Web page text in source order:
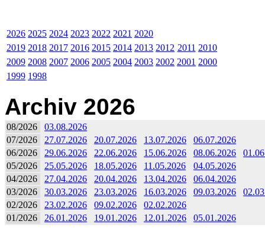
2026 2025 2024 2023 2022 2021 2020
2019 2018 2017 2016 2015 2014 2013 2012 2011 2010
2009 2008 2007 2006 2005 2004 2003 2002 2001 2000
1999 1998
Archiv 2026
08/2026
03.08.2026
07/2026
27.07.2026 20.07.2026 13.07.2026
06.07.2026
06/2026
29.06.2026 22.06.2026 15.06.2026 08.06.2026
05/2026
25.05.2026 18.05.2026 11.05.2026
04.05.2026
04/2026
27.04.2026 20.04.2026 13.04.2026
06.04.2026
03/2026
30.03.2026 23.03.2026 16.03.2026 09.03.2026
02/2026
23.02.2026 09.02.2026
02.02.2026
01/2026
26.01.2026 19.01.2026 12.01.2026 05.01.2026